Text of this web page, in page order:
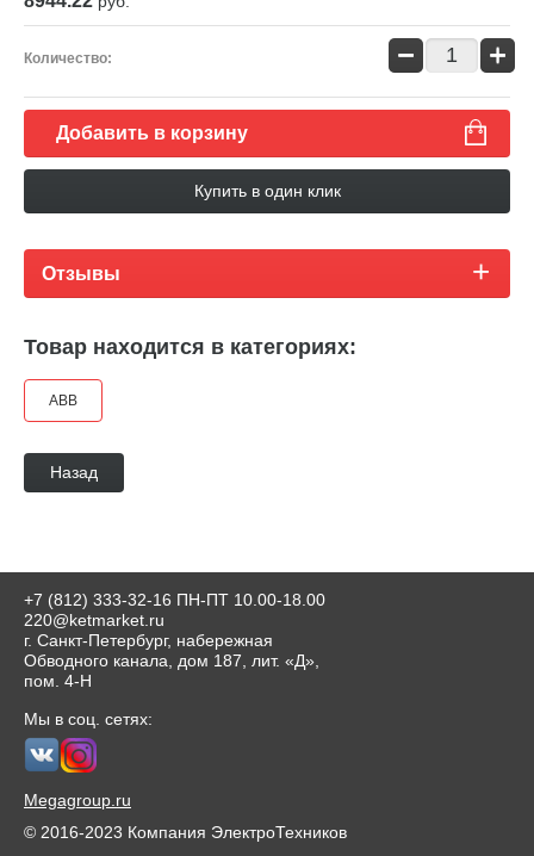
Количество: − +
Добавить в корзину
Купить в один клик
Отзывы
Товар находится в категориях:
АВВ
Назад
+7 (812) 333-32-16 ПН-ПТ 10.00-18.00
220@ketmarket.ru
г. Санкт-Петербург, набережная
Обводного канала, дом 187, лит. «Д»,
пом. 4-Н
Мы в соц. сетях:
Megagroup.ru
© 2016-2023 Компания ЭлектроТехников